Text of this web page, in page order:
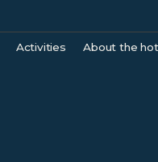
Activities
About the